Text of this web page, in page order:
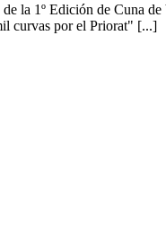
la 1º Edición de Cuna
curvas por el Priorat" [...]